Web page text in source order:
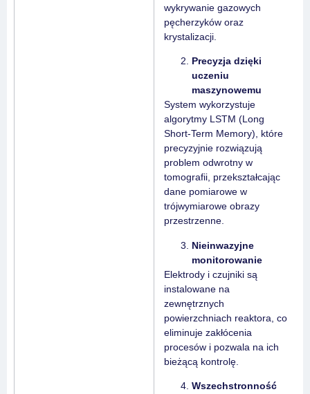
wykrywanie gazowych
pęcherzyków oraz
krystalizacji.
Precyzja dzięki
uczeniu
maszynowemu
System wykorzystuje
algorytmy LSTM (Long
Short-Term Memory), które
precyzyjnie rozwiązują
problem odwrotny w
tomografii, przekształcając
dane pomiarowe w
trójwymiarowe obrazy
przestrzenne.
Nieinwazyjne
monitorowanie
Elektrody i czujniki są
instalowane na
zewnętrznych
powierzchniach reaktora, co
eliminuje zakłócenia
procesów i pozwala na ich
bieżącą kontrolę.
Wszechstronność